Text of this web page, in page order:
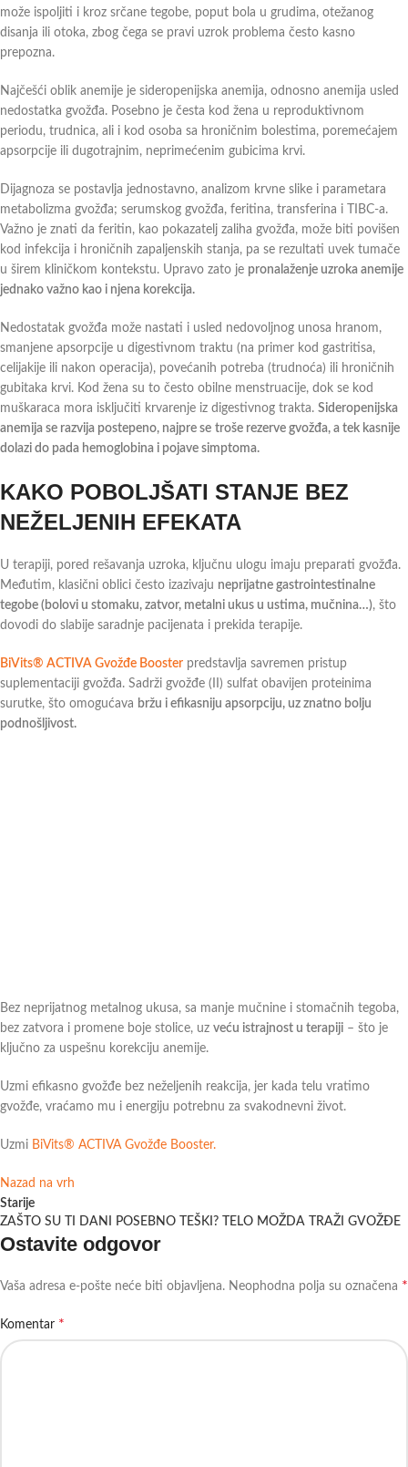
može ispoljiti i kroz srčane tegobe, poput bola u grudima, otežanog
disanja ili otoka, zbog čega se pravi uzrok problema često kasno
prepozna.
Najčešći oblik anemije je sideropenijska anemija, odnosno anemija usled
nedostatka gvožđa. Posebno je česta kod žena u reproduktivnom
periodu, trudnica, ali i kod osoba sa hroničnim bolestima, poremećajem
apsorpcije ili dugotrajnim, neprimećenim gubicima krvi.
Dijagnoza se postavlja jednostavno, analizom krvne slike i parametara
metabolizma gvožđa; serumskog gvožđa, feritina, transferina i TIBC-a.
Važno je znati da feritin, kao pokazatelj zaliha gvožđa, može biti povišen
kod infekcija i hroničnih zapaljenskih stanja, pa se rezultati uvek tumače
u širem kliničkom kontekstu. Upravo zato je pronalaženje uzroka anemije
jednako važno kao i njena korekcija.
Nedostatak gvožđa može nastati i usled nedovoljnog unosa hranom,
smanjene apsorpcije u digestivnom traktu (na primer kod gastritisa,
celijakije ili nakon operacija), povećanih potreba (trudnoća) ili hroničnih
gubitaka krvi. Kod žena su to često obilne menstruacije, dok se kod
muškaraca mora isključiti krvarenje iz digestivnog trakta. Sideropenijska
anemija se razvija postepeno, najpre se troše rezerve gvožđa, a tek kasnije
dolazi do pada hemoglobina i pojave simptoma.
KAKO POBOLJŠATI STANJE BEZ
NEŽELJENIH EFEKATA
U terapiji, pored rešavanja uzroka, ključnu ulogu imaju preparati gvožđa.
Međutim, klasični oblici često izazivaju neprijatne gastrointestinalne
tegobe (bolovi u stomaku, zatvor, metalni ukus u ustima, mučnina…), što
dovodi do slabije saradnje pacijenata i prekida terapije.
BiVits® ACTIVA Gvožđe Booster predstavlja savremen pristup
suplementaciji gvožđa. Sadrži gvožđe (II) sulfat obavijen proteinima
surutke, što omogućava bržu i efikasniju apsorpciju, uz znatno bolju
podnošljivost.
Bez neprijatnog metalnog ukusa, sa manje mučnine i stomačnih tegoba,
bez zatvora i promene boje stolice, uz veću istrajnost u terapiji – što je
ključno za uspešnu korekciju anemije.
Uzmi efikasno gvožđe bez neželjenih reakcija, jer kada telu vratimo
gvožđe, vraćamo mu i energiju potrebnu za svakodnevni život.
Uzmi BiVits® ACTIVA Gvožđe Booster.
Nazad na vrh
Starije
ZAŠTO SU TI DANI POSEBNO TEŠKI? TELO MOŽDA TRAŽI GVOŽĐE
Ostavite odgovor
Vaša adresa e-pošte neće biti objavljena. Neophodna polja su označena *
Komentar *